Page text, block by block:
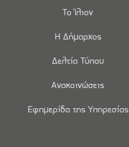
Το Ίλιον
Η Δήμαρχος
Δελτία Τύπου
Ανακοινώσεις
Εφημερίδα της Υπηρεσίας